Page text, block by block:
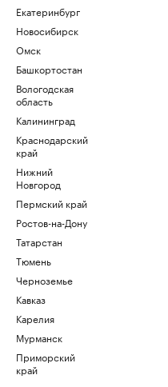
Екатеринбург
Новосибирск
Омск
Башкортостан
Вологодская
область
Калининград
Краснодарский
край
Нижний
Новгород
Пермский край
Ростов-на-Дону
Татарстан
Тюмень
Черноземье
Кавказ
Карелия
Мурманск
Приморский
край